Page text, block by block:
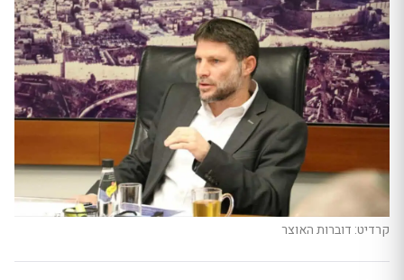
קרדיט: דוברות האוצר